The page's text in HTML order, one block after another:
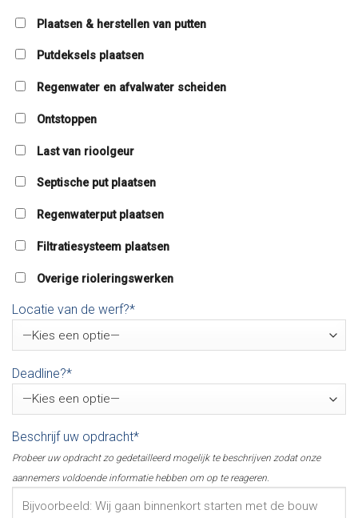
Plaatsen & herstellen van putten
Putdeksels plaatsen
Regenwater en afvalwater scheiden
Ontstoppen
Last van rioolgeur
Septische put plaatsen
Regenwaterput plaatsen
Filtratiesysteem plaatsen
Overige rioleringswerken
Locatie van de werf?*
Deadline?*
Beschrijf uw opdracht*
Probeer uw opdracht zo gedetailleerd mogelijk te beschrijven zodat onze
aannemers voldoende informatie hebben om op te reageren.